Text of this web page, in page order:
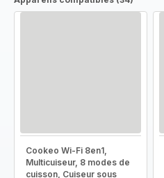
Cookeo Wi-Fi 8en1,
Multicuiseur, 8 modes de
cuisson, Cuiseur sous